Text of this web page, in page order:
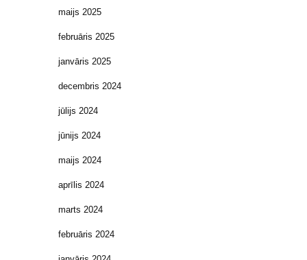
maijs 2025
februāris 2025
janvāris 2025
decembris 2024
jūlijs 2024
jūnijs 2024
maijs 2024
aprīlis 2024
marts 2024
februāris 2024